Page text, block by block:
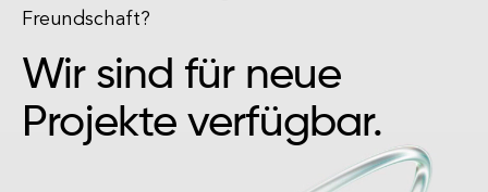
Freundschaft?
Wir sind für neue
Projekte verfügbar.